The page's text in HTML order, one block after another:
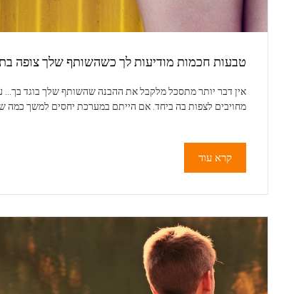
טבעות חכמות מודיעות לך כשהשותף שלך צופה
אין דבר יותר מתסכל מלקבל את ההבנה שהשותף שלך בוגד בך...
מחויבים לצפות בה ביחד. אם הייתם במערכת יחסים למשך כמה
קרא עוד